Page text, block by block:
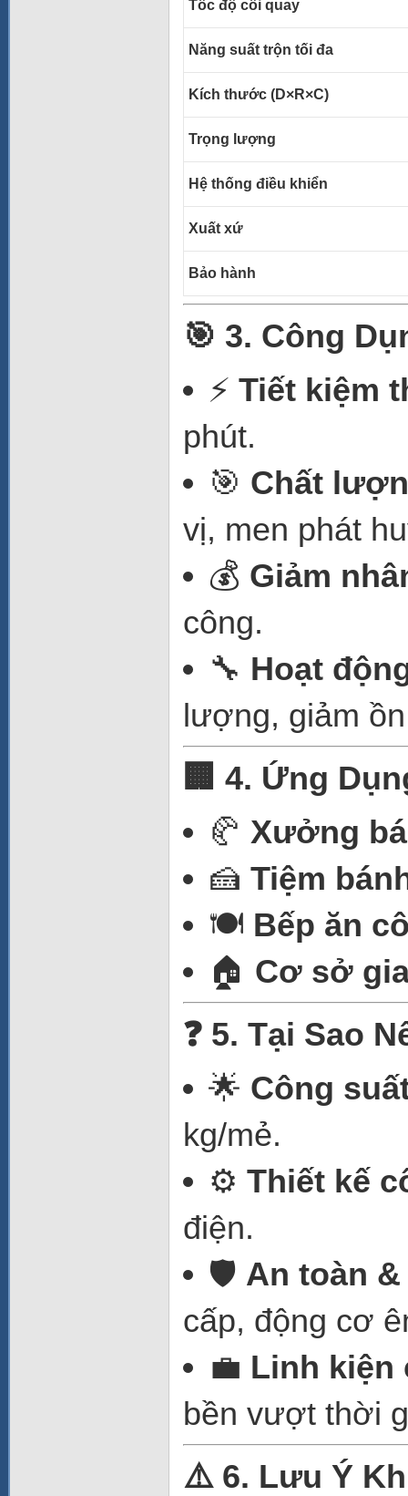
Tốc độ cối quay
Năng suất trộn tối đa
Kích thước (D×R×C)
Trọng lượng
Hệ thống điều khiển
Xuất xứ
Bảo hành
🎯 3. Công
⚡ Tiết kiệm
phút.
🎯 Chất
vị, men phát
💰 Giảm
công.
🔧 Hoạt
lượng, giảm
🏢 4. Ứng
🥐 Xưởng
🍰 Tiệm
🍽️ Bếp ăn
🏠 Cơ sở
❓ 5. Tại Sao
🌟 Công
kg/mẻ.
⚙️ Thiết kế
điện.
🛡️ An toàn
cấp, động cơ
💼 Linh kiện
bền vượt thời
⚠️ 6. Lưu Ý